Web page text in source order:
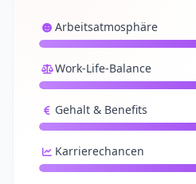
Arbeitsatmosphäre
Work-Life-Balance
Gehalt & Benefits
Karrierechancen